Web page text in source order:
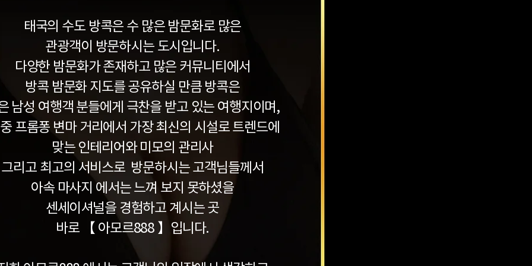
태국의 수도 방콕은 수 많은 밤문화로 많은
관광객이 방문하시는 도시입니다.
다양한 밤문화가 존재하고 많은 커뮤니티에서
방콕 밤문화 지도를 공유하실 만큼 방콕은
남성 여행객 분들에게 극찬을 받고 있는 여행지이며,
프롬퐁 변마 거리에서 가장 최신의 시설로 트렌드에
맞는 인테리어와 미모의 관리사
그리고 최고의 서비스로 방문하시는 고객님들께서
아속 마사지 에서는 느껴 보지 못하셨을
센세이셔널을 경험하고 계시는 곳
바로 【 아모르888 】입니다.